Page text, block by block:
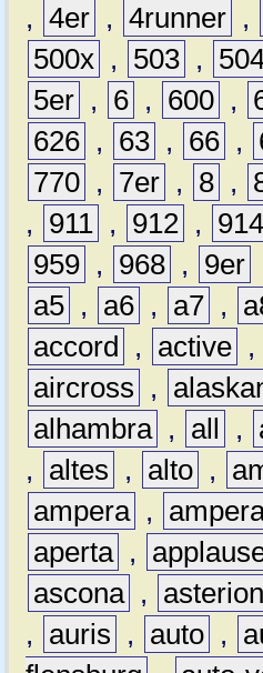
, 4er , 4runner ,
500x , 503 ,
5er , 6 , 600 ,
626 , 63 , 66 ,
770 , 7er , 8 ,
,
911 , 912 , 914
959 , 968 , 9er
a5 , a6 , a7 ,
accord
, active ,
aircross
,
alhambra , all ,
,
altes , alto ,
ampera ,
aperta ,
ascona , asterion
,
auris , auto ,